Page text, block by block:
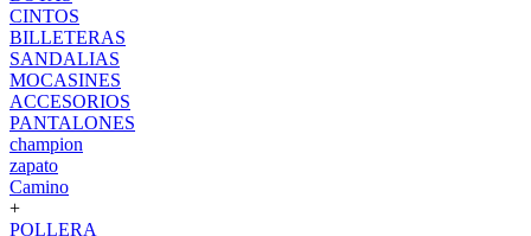
CINTOS
BILLETERAS
SANDALIAS
MOCASINES
ACCESORIOS
PANTALONES
champion
zapato
Camino
+
POLLERA